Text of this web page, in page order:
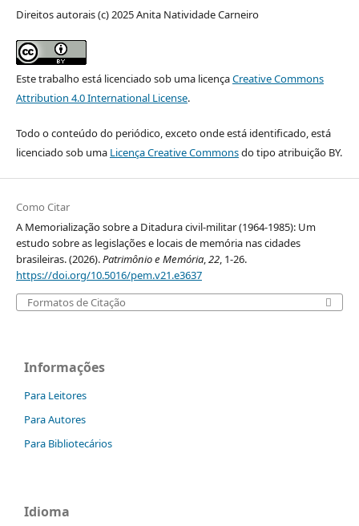
Direitos autorais (c) 2025 Anita Natividade Carneiro
Este trabalho está licenciado sob uma licençaCreative Commons
Attribution 4.0 International License.
Todo o conteúdo do periódico, exceto onde está identificado, está
licenciado sob uma Licença Creative Commonsdo tipo atribuição BY.
Como Citar
A Memorialização sobre a Ditadura civil-militar (1964-1985): Um
estudo sobre as legislações e locais de memória nas cidades
brasileiras. (2026).Patrimônio e Memória,22, 1-26.
https://doi.org/10.5016/pem.v21.e3637
Formatos de Citação
Informações
Para Leitores
Para Autores
Para Bibliotecários
Idioma